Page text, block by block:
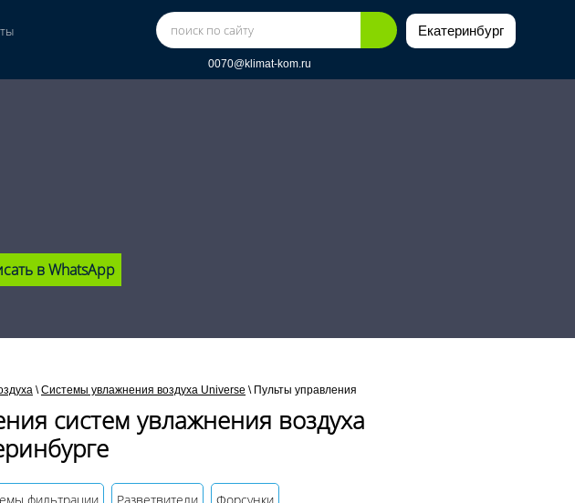
в WhatsApp
\ Системы увлажнения воздуха Universe \ Пульты управления
систем увлажнения воздуха
0070@klimat-kom.ru
Екатеринбуpг